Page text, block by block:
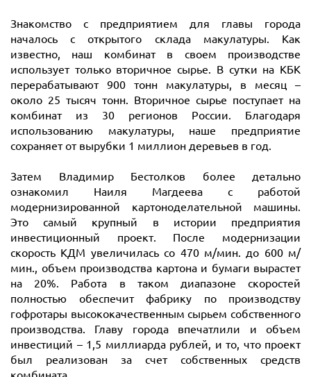
Знакомство с предприятием для главы города
началось с открытого склада макулатуры. Как
известно, наш комбинат в своем производстве
использует только вторичное сырье. В сутки на КБК
перерабатывают 900 тонн макулатуры, в месяц –
около 25 тысяч тонн. Вторичное сырье поступает на
комбинат из 30 регионов России. Благодаря
использованию макулатуры, наше предприятие
сохраняет от вырубки 1 миллион деревьев в год.
Затем Владимир Бестолков более детально
ознакомил Наиля Магдеева с работой
модернизированной картоноделательной машины.
Это самый крупный в истории предприятия
инвестиционный проект. После модернизации
скорость КДМ увеличилась со 470 м/мин. до 600 м/
мин., объем производства картона и бумаги вырастет
на 20%. Работа в таком диапазоне скоростей
полностью обеспечит фабрику по производству
гофротары высококачественным сырьем собственного
производства. Главу города впечатлили и объем
инвестиций – 1,5 миллиарда рублей, и то, что проект
был реализован за счет собственных средств
комбината.